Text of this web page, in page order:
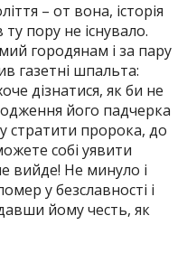
– от вона, історія
пору не існувало.
городянам і за пару
газетні шпальта:
дізнатися, як би не
його падчерка
стратити пророка, до
собі уявити
вийде! Не минуло і
у безславності і
йому честь, як